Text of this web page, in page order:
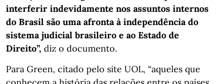
interferir indevidamente nos assuntos internos
do Brasil são uma afronta à independência do
sistema judicial brasileiro e ao Estado de
Direito”, diz o documento.
Para Green, citado pelo site UOL, “aqueles que